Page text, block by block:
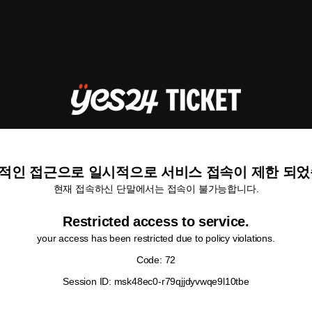
인 접근으로 일시적으로 서비스 접속이 제한 되
현재 접속하신 단말에서는 접속이 불가능합니다.
Restricted access to service.
your access has been restricted due to policy violations.
Code: 72
Session ID: msk48ec0-r79qjjdyvwqe9l10tbe